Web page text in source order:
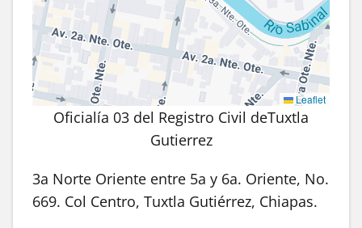
Leaflet
Oficialía 03 del Registro Civil deTuxtla
Gutierrez
3a Norte Oriente entre 5a y 6a. Oriente, No.
669. Col Centro, Tuxtla Gutiérrez, Chiapas.